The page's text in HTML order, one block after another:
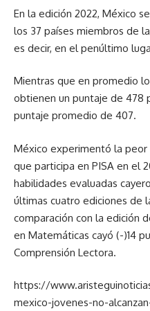
En la edición 2022, México
los 37 países miembros de
es decir, en el penúltimo
Mientras que en promedio
obtienen un puntaje de 478
puntaje promedio de 407.
México experimentó la peor
que participa en PISA en el
habilidades evaluadas
últimas cuatro ediciones de
comparación con la edición
en Matemáticas cayó (-)14
Comprensión Lectora.
https://
mexico-jovenes-no-